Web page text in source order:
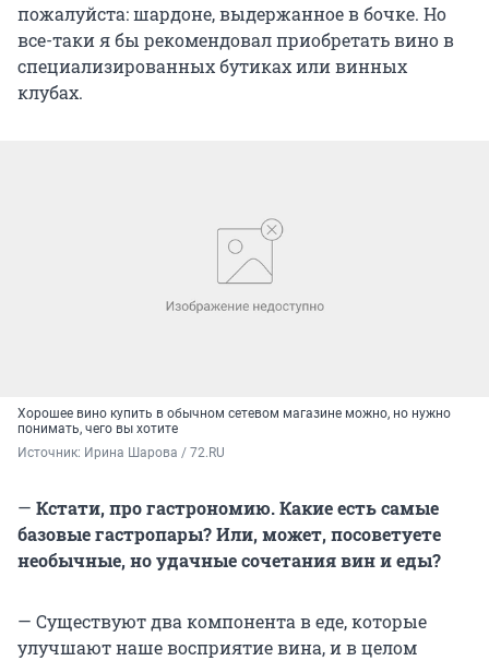
пожалуйста: шардоне, выдержанное в бочке. Но
все-таки я бы рекомендовал приобретать вино в
специализированных бутиках или винных
клубах.
Хорошее вино купить в обычном сетевом магазине можно, но нужно
понимать, чего вы хотите
Источник: Ирина Шарова / 72.RU
— Кстати, про гастрономию. Какие есть самые
базовые гастропары? Или, может, посоветуете
необычные, но удачные сочетания вин и еды?
— Существуют два компонента в еде, которые
улучшают наше восприятие вина, и в целом